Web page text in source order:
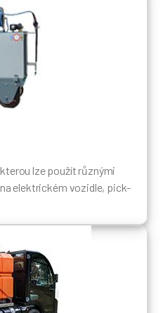
lze použít různými
elektrickém vozidle, pick-